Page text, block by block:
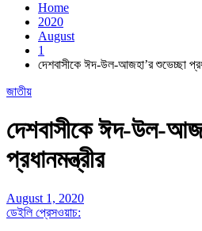
Home
2020
August
1
দেশবাসীকে ঈদ-উল-আজহা’র শুভেচ্ছা
জাতীয়
দেশবাসীকে ঈদ-উল-
প্রধানমন্ত্রীর
August 1, 2020
ডেইলি প্রেসওয়াচ: